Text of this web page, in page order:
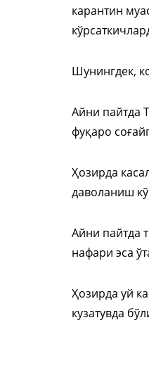
карантин
Шунингдек,
Айни пайтда
фуқаро
Ҳозирда
даволаниш
Айни пайтда
нафари эса
Ҳозирда уй
кузатувда